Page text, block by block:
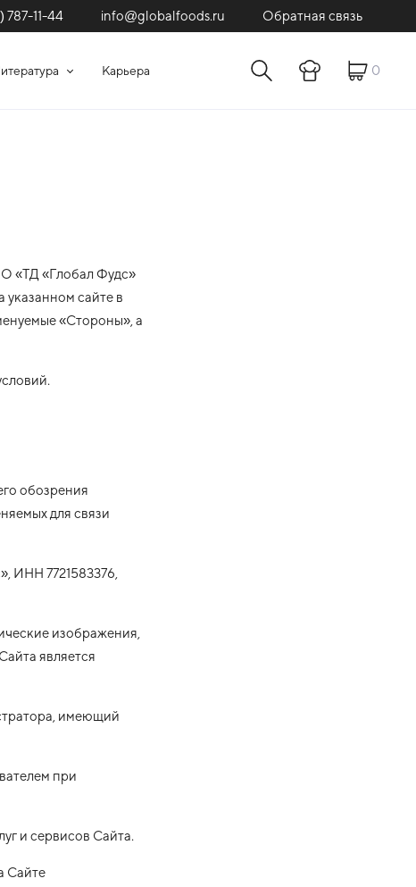
787-11-44 info@globalfoods.ru Обратная связь
Карьера 0
«ТД «Глобал Фудс»
сайте в
«Стороны», а
обозрения
для связи
ИНН 7721583376,
изображения,
является
имеющий
при
и сервисов Сайта.
Сайте